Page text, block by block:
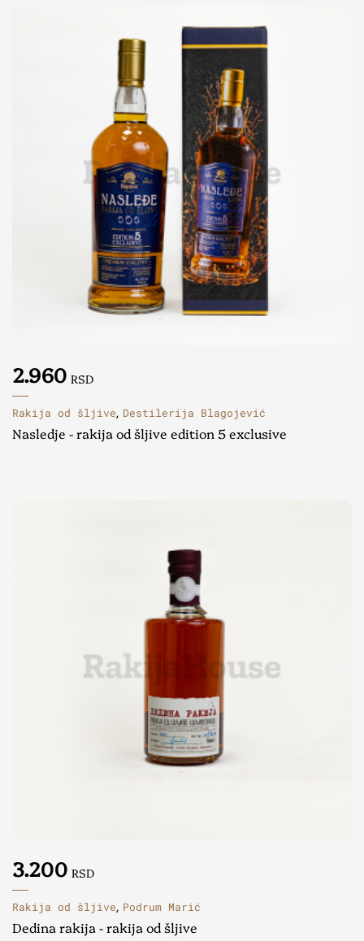
2.960 RSD
Rakija od šljive, Destilerija Blagojević
Nasledje - rakija od šljive edition 5 exclusive
3.200 RSD
Rakija od šljive, Podrum Marić
Dedina rakija - rakija od šljive